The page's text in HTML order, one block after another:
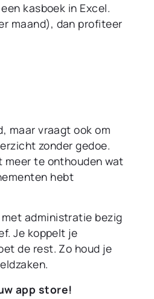
kasboek in Excel.
maand), dan profiteer
maar vraagt ook om
zonder gedoe.
meer te onthouden wat
hebt
met administratie bezig
Je koppelt je
de rest. Zo houd je
app store!